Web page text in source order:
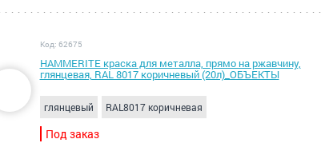
Код: 62675
HAMMERITE краска для металла, прямо на ржавчину,
глянцевая, RAL 8017 коричневый (20л)_ОБЪЕКТЫ
глянцевый RAL8017 коричневая
Под заказ